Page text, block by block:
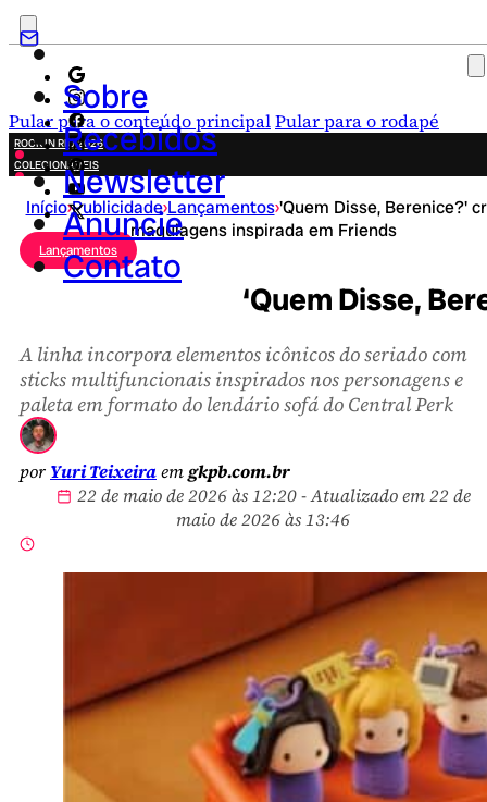
Pular para o conteúdo principalPular para o rodapé
Sobre
Recebidos
Newsletter
Anuncie
Contato
ROCK IN RIO 2026
COLECIONÁVEIS
FESTA JUNINA
NOVIDADES
CAMPANHAS CRIATIVAS
Início›Publicidade›Lançamentos›'Quem Disse, Berenice?'
maquiagens inspirada em Friends
Lançamentos
‘Quem Disse,
A linha incorpora elementos icônicos do seriado com
sticks multifuncionais inspirados nos personagens e
paleta em formato do lendário sofá do Central Perk
por Yuri Teixeiraemgkpb.com.br
22 de maio de 2026 às 12:20 - Atualizado em 22 de
maio de 2026 às 13:46